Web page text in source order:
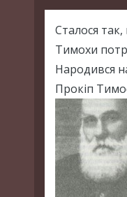
Сталося
Тимохи
Народився
Прокіп